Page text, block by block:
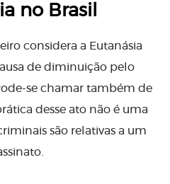
no Brasil
considera a Eutanásia
de diminuição pelo
se chamar também de
desse ato não é uma
são relativas a um